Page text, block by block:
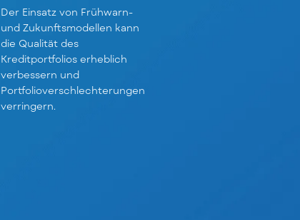
Der Einsatz von Frühwarn-
und Zukunftsmodellen kann
die Qualität des
Kreditportfolios erheblich
verbessern und
Portfolioverschlechterungen
verringern.